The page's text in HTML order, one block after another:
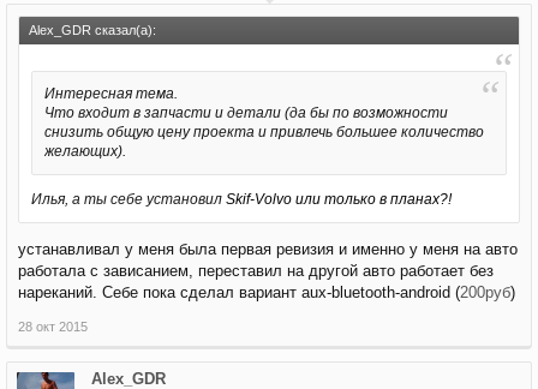
Alex_GDR сказал(а):
Интересная тема.
Что входит в запчасти и детали (да бы по возможности
снизить общую цену проекта и привлечь большее количество
желающих).
Илья, а ты себе установил Skif-Volvo или только в планах?!
устанавливал у меня была первая ревизия и именно у меня на авто
работала с зависанием, переставил на другой авто работает без
нареканий. Себе пока сделал вариант aux-bluetooth-android (200руб)
28 окт 2015
Alex_GDR